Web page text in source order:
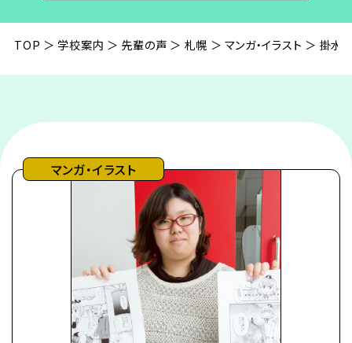
TOP 学校案内 先輩の声 札幌 マンガ・イラスト 掛水
マンガ・イラスト